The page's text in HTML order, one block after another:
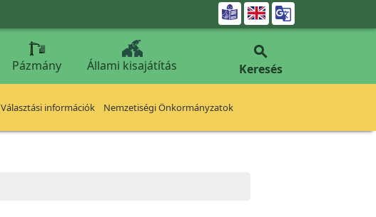

Pázmány Állami kisajátítás

Keresés
Választási információk Nemzetiségi Önkormányzatok